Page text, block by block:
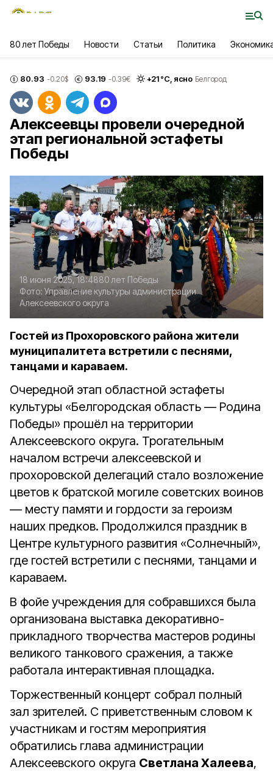
80 лет Победы Новости Статьи Политика
80.93 -0.20$ 93.19 -0.39€ +21°С, ясно Белгород
Алексеевцы провели очередной
этап региональной эстафеты
Победы
18 июня 2025, 18:4880 лет Победы
Фото: Управление культуры администрации
Алексеевского округа
Гостей из Прохоровского района жители
муниципалитета встретили с песнями,
танцами и караваем.
Очередной этап областной эстафеты
культуры «Белгородская область — Родина
Победы» прошёл на территории
Алексеевского округа. Трогательным
началом встречи алексеевской и
прохоровской делегаций стало возложение
цветов к братской могиле советских воинов
— месту памяти и гордости за героизм
наших предков. Продолжился праздник в
Центре культурного развития «Солнечный»,
где гостей встретили с песнями, танцами и
караваем.
В фойе учреждения для собравшихся была
организована выставка декоративно-
прикладного творчества мастеров родины
великого танкового сражения, а также
работала интерактивная площадка.
Торжественный концерт собрал полный
зал зрителей. С приветственным словом к
участникам и гостям мероприятия
обратились глава администрации
Алексеевского округа Светлана Халеева,